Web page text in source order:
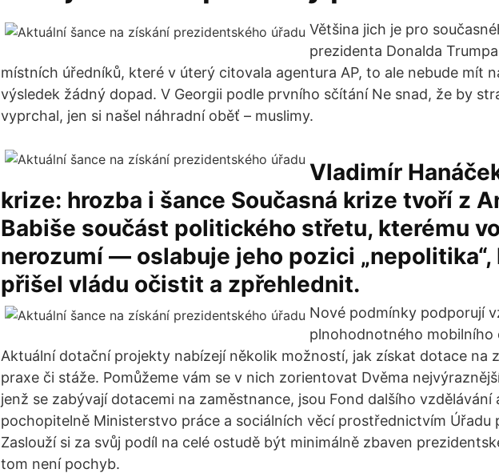
Většina jich je pro
prezidenta Donalda
místních úředníků, které v úterý citovala agentura AP, to ale nebude mít
výsledek žádný dopad. V Georgii podle prvního sčítání Ne snad, že by
vyprchal, jen si našel náhradní oběť – muslimy.
Vladimír
krize: hrozba i šance Současná krize tvoří z
Babiše součást politického střetu, kterému
nerozumí — oslabuje jeho pozici „nepolitika“,
přišel vládu očistit a zpřehlednit.
Nové podmínky podporují
plnohodnotného mobilního
Aktuální dotační projekty nabízejí několik možností, jak získat dotace na
praxe či stáže. Pomůžeme vám se v nich zorientovat Dvěma
jenž se zabývají dotacemi na zaměstnance, jsou Fond dalšího vzdělávání
pochopitelně Ministerstvo práce a sociálních věcí prostřednictvím Úřadu
Zaslouží si za svůj podíl na celé ostudě být minimálně zbaven
tom není pochyb.